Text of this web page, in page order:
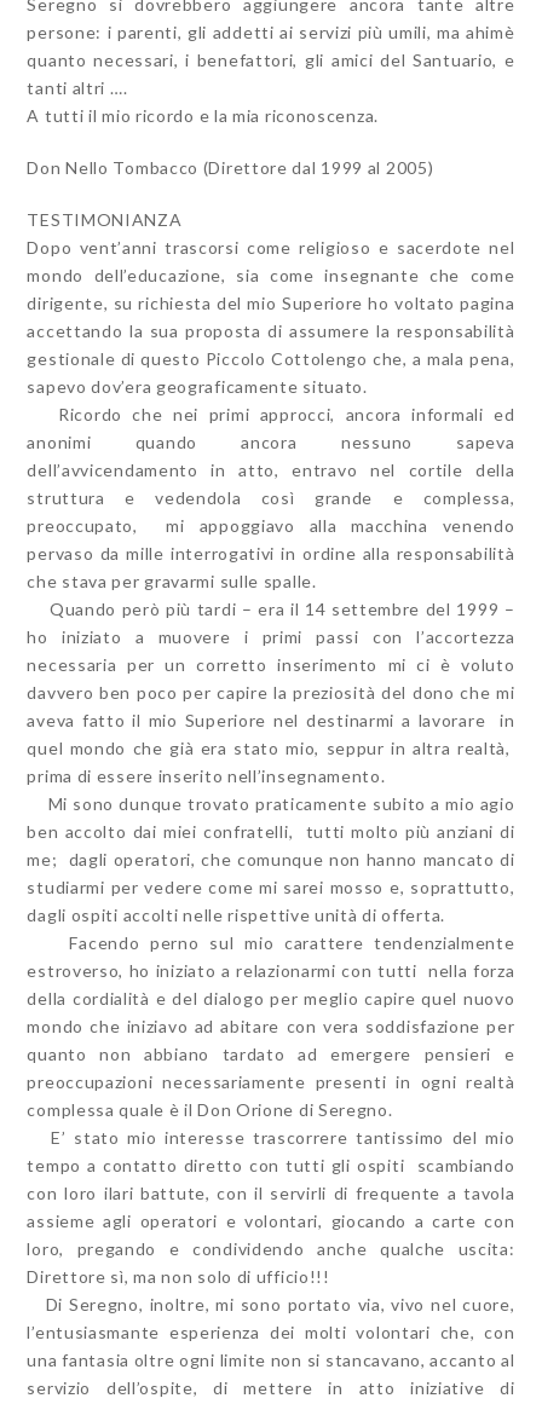
Seregno si dovrebbero aggiungere ancora tante altre
persone: i parenti, gli addetti ai servizi più umili, ma ahimè
quanto necessari, i benefattori, gli amici del Santuario, e
tanti altri ….
A tutti il mio ricordo e la mia riconoscenza.
Don Nello Tombacco (Direttore dal 1999 al 2005)
TESTIMONIANZA
Dopo vent’anni trascorsi come religioso e sacerdote nel
mondo dell’educazione, sia come insegnante che come
dirigente, su richiesta del mio Superiore ho voltato pagina
accettando la sua proposta di assumere la responsabilità
gestionale di questo Piccolo Cottolengo che, a mala pena,
sapevo dov’era geograficamente situato.
Ricordo che nei primi approcci, ancora informali ed
anonimi quando ancora nessuno sapeva
dell’avvicendamento in atto, entravo nel cortile della
struttura e vedendola così grande e complessa,
preoccupato, mi appoggiavo alla macchina venendo
pervaso da mille interrogativi in ordine alla responsabilità
che stava per gravarmi sulle spalle.
Quando però più tardi – era il 14 settembre del 1999 –
ho iniziato a muovere i primi passi con l’accortezza
necessaria per un corretto inserimento mi ci è voluto
davvero ben poco per capire la preziosità del dono che mi
aveva fatto il mio Superiore nel destinarmi a lavorare in
quel mondo che già era stato mio, seppur in altra realtà,
prima di essere inserito nell’insegnamento.
Mi sono dunque trovato praticamente subito a mio agio
ben accolto dai miei confratelli, tutti molto più anziani di
me; dagli operatori, che comunque non hanno mancato di
studiarmi per vedere come mi sarei mosso e, soprattutto,
dagli ospiti accolti nelle rispettive unità di offerta.
Facendo perno sul mio carattere tendenzialmente
estroverso, ho iniziato a relazionarmi con tutti nella forza
della cordialità e del dialogo per meglio capire quel nuovo
mondo che iniziavo ad abitare con vera soddisfazione per
quanto non abbiano tardato ad emergere pensieri e
preoccupazioni necessariamente presenti in ogni realtà
complessa quale è il Don Orione di Seregno.
E’ stato mio interesse trascorrere tantissimo del mio
tempo a contatto diretto con tutti gli ospiti scambiando
con loro ilari battute, con il servirli di frequente a tavola
assieme agli operatori e volontari, giocando a carte con
loro, pregando e condividendo anche qualche uscita:
Direttore sì, ma non solo di ufficio!!!
Di Seregno, inoltre, mi sono portato via, vivo nel cuore,
l’entusiasmante esperienza dei molti volontari che, con
una fantasia oltre ogni limite non si stancavano, accanto al
servizio dell’ospite, di mettere in atto iniziative di